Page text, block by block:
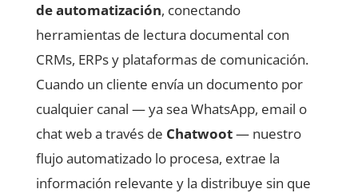
de automatización, conectando
herramientas de lectura documental con
CRMs, ERPs y plataformas de comunicación.
Cuando un cliente envía un documento por
cualquier canal — ya sea WhatsApp, email o
chat web a través de Chatwoot— nuestro
flujo automatizado lo procesa, extrae la
información relevante y la distribuye sin que